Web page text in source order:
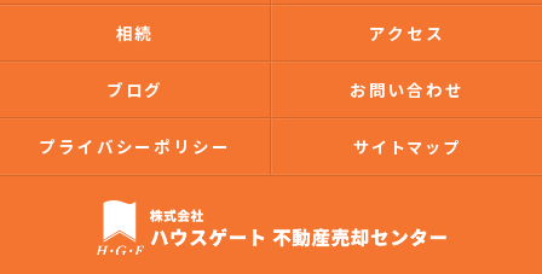
相続 アクセス
ブログ お問い合わせ
プライバシーポリシー サイトマップ